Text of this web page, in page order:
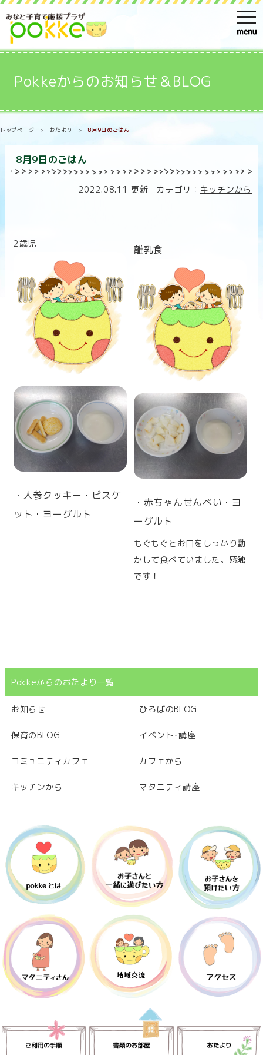
t
o
g
n
Pokkeからのお知らせ＆BLOG
トップページ > おたより >8月9日のごはん
8月9日のごはん
2022.08.11 更新 カテゴリ： キッチンから
2歳児
・人参クッキー・ビスケ
ット ・ヨーグルト
離乳食
・赤ちゃんせんべい・ヨ
ーグルト
もぐもぐとお口をしっかり動
かして食べていました。感触
です！
Pokkeからのおたより一覧
お知らせ ひろばのBLOG
保育のBLOG イベント･講座
コミュニティカフェ カフェから
キッチンから マタニティ講座